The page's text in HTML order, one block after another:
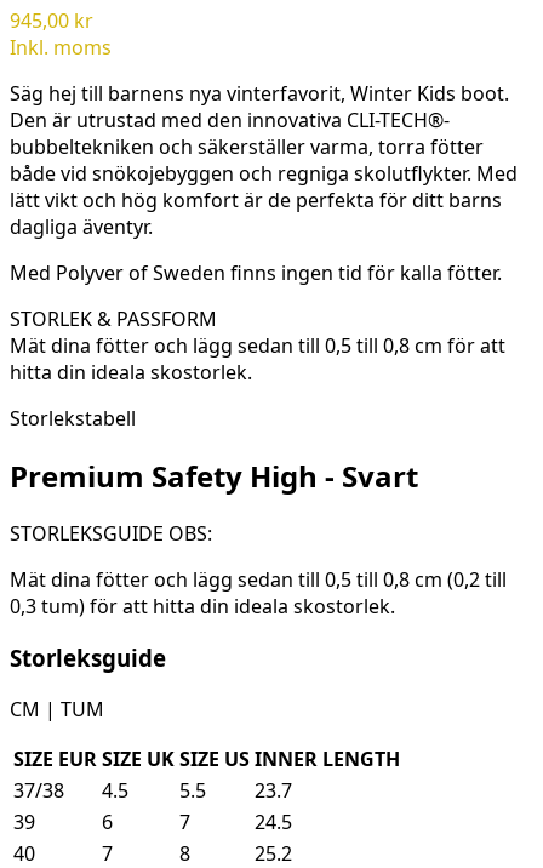
945,00 kr
Inkl. moms
Säg hej till barnens nya vinterfavorit, Winter Kids boot.
Den är utrustad med den innovativa CLI-TECH®-
bubbeltekniken och säkerställer varma, torra fötter
både vid snökojebyggen och regniga skolutflykter. Med
lätt vikt och hög komfort är de perfekta för ditt barns
dagliga äventyr.
Med Polyver of Sweden finns ingen tid för kalla fötter.
STORLEK & PASSFORM
Mät dina fötter och lägg sedan till 0,5 till 0,8 cm för att
hitta din ideala skostorlek.
Storlekstabell
Premium Safety High - Svart
STORLEKSGUIDE OBS:
Mät dina fötter och lägg sedan till 0,5 till 0,8 cm (0,2 till
0,3 tum) för att hitta din ideala skostorlek.
Storleksguide
CM | TUM
SIZE EURSIZE UKSIZE USINNER LENGTH
37/38
4.5 5.5
23.7
39
6 7
24.5
40
7 8
25.2